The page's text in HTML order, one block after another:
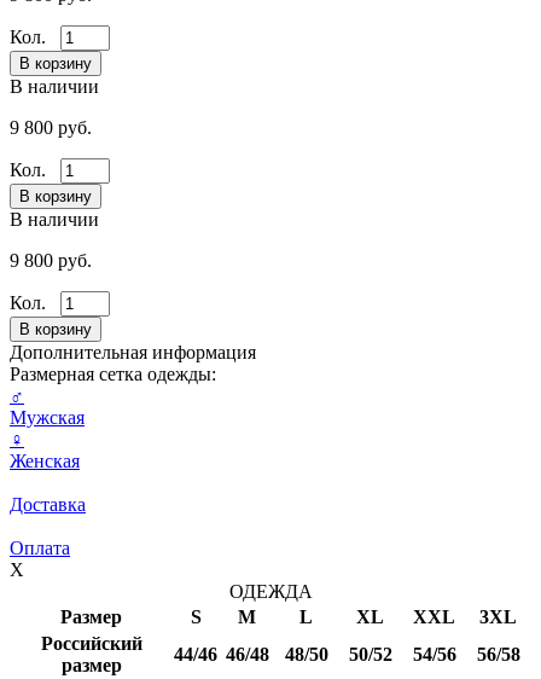
Кол.
В наличии
9 800 руб.
Кол.
В наличии
9 800 руб.
Кол.
Дополнительная информация
Размерная сетка одежды:
♂
Мужская
♀
Женская
Доставка
Оплата
X
ОДЕЖДА
Размер
S M L XL XXL
3XL
Российский
размер
44/46 46/48 48/50 50/52 54/56 56/58